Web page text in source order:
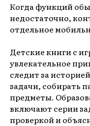
Когда функций
недостаточно,
отдельное
Детские книги с
увлекательное
следит за
задачи, собирать
предметы.
включают серии
проверкой и